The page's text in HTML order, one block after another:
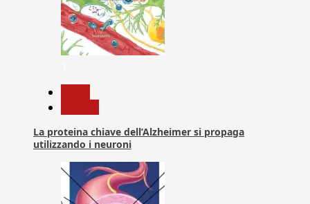
La proteina chiave dell’Alzheimer si propaga
utilizzando i neuroni